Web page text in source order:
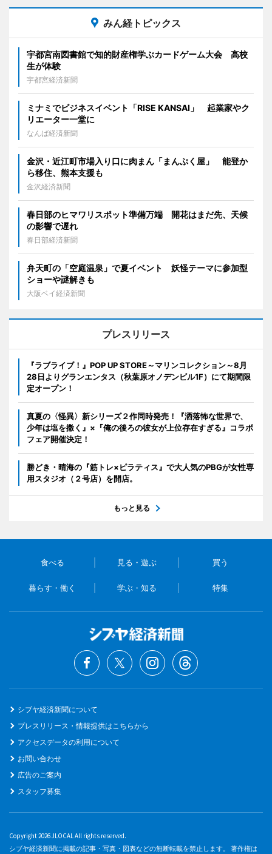
みん経トピックス
宇都宮南図書館で知的財産権学ぶカードゲーム大会 高校
生が体験
宇都宮経済新聞
ミナミでビジネスイベント「RISE KANSAI」 起業家やク
リエーター一堂に
なんば経済新聞
金沢・近江町市場入り口に肉まん「まんぷく屋」 能登か
ら移住、熊本支援も
金沢経済新聞
春日部のヒマワリスポット準備万端 開花はまだ先、天候
の影響で遅れ
春日部経済新聞
弁天町の「空庭温泉」で夏イベント 妖怪テーマに参加型
ショーや謎解きも
大阪ベイ経済新聞
プレスリリース
『ラブライブ！』POP UP STORE～マリンコレクション～8月
28日よりグランエンタス（秋葉原オノデンビル1F）にて期間限
定オープン！
真夏の〈怪異〉新シリーズ２作同時発売！『洒落怖な世界で、
少年は塩を撒く』×『俺の後ろの彼女が上位存在すぎる』コラボ
フェア開催決定！
勝どき・晴海の『筋トレ×ピラティス』で大人気のPBGが女性専
用スタジオ（２号店）を開店。
もっと見る
食べる 見る・遊ぶ 買う
暮らす・働く 学ぶ・知る 特集
シブヤ経済新聞について
プレスリリース・情報提供はこちらから
アクセスデータの利用について
お問い合わせ
広告のご案内
スタッフ募集
Copyright 2026 JLOCAL All rights reserved.
シブヤ経済新聞に掲載の記事・写真・図表などの無断転載を禁止します。 著作権は